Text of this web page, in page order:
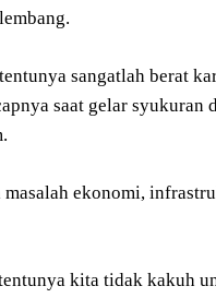
sangatlah berat
saat gelar
ekonomi,
kita tidak kakuh